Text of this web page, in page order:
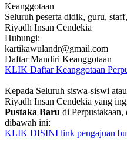
Keanggotaan
Seluruh peserta didik, guru,
Riyadh Insan Cendekia
Hubungi:
kartikawulandr@gmail.com
Daftar Mandiri Keanggotaan
KLIK Daftar Keanggotaan
Kepada Seluruh siswa-siswi
Riyadh Insan Cendekia yang
Pustaka Baru di
dibawah ini:
KLIK DISINI link pengajuan